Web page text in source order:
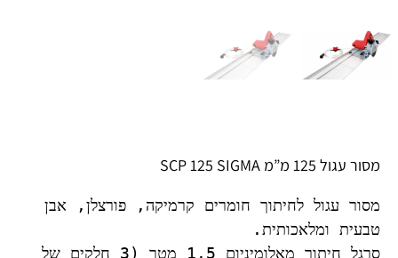
מסור עגול 125 מ”מ SCP 125 SIGMA